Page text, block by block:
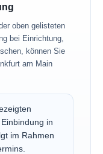
oben gelisteten
bei Einrichtung,
können Sie
am Main
in
im Rahmen